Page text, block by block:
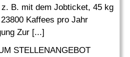
B. mit dem Jobticket, 45 kg
Kaffees pro Jahr
Zur [...]
STELLENANGEBOT